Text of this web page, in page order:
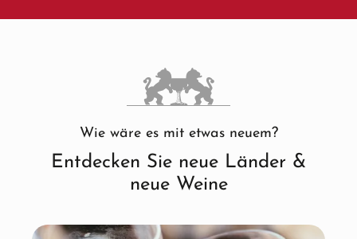
Wie wäre es mit etwas neuem?
Entdecken Sie neue Länder &
neue Weine